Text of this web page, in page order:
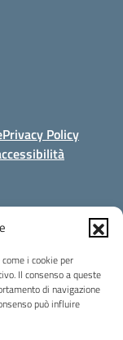
i cookie per
Il consenso a queste
di navigazione
può influire
Privacy Policy